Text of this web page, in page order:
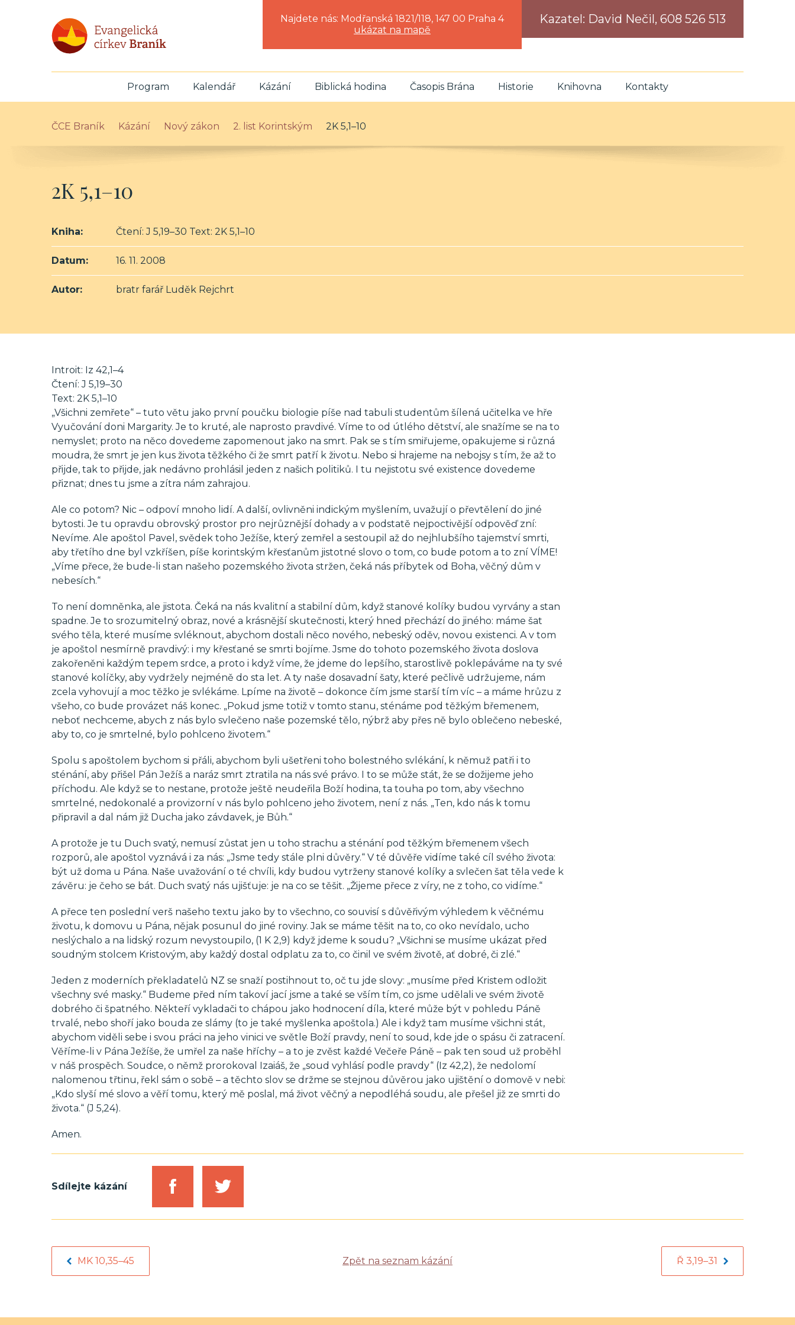
Najdete nás: Modřanská 1821/118, 147 00 Praha 4
ukázat na mapě
Kazatel: David Nečil, 608 526 513
Program Kalendář Kázání Biblická hodina Časopis Brána Historie Knihovna Kontakty
ČCE Braník Kázání Nový zákon 2. list Korintským 2K 5,1–10
2K 5,1–10
Kniha: Čtení: J 5,19–30 Text: 2K 5,1–10
Datum: 16. 11. 2008
Autor: bratr farář Luděk Rejchrt
Introit: Iz 42,1–4
Čtení: J 5,19–30
Text: 2K 5,1–10
„Všichni zemřete“ – tuto větu jako první poučku biologie píše nad tabuli studentům šílená učitelka ve hře
Vyučování doni Margarity. Je to kruté, ale naprosto pravdivé. Víme to od útlého dětství, ale snažíme se na to
nemyslet; proto na něco dovedeme zapomenout jako na smrt. Pak se s tím smiřujeme, opakujeme si různá
moudra, že smrt je jen kus života těžkého či že smrt patří k životu. Nebo si hrajeme na nebojsy s tím, že až to
přijde, tak to přijde, jak nedávno prohlásil jeden z našich politiků. I tu nejistotu své existence dovedeme
přiznat; dnes tu jsme a zítra nám zahrajou.
Ale co potom? Nic – odpoví mnoho lidí. A další, ovlivněni indickým myšlením, uvažují o převtělení do jiné
bytosti. Je tu opravdu obrovský prostor pro nejrůznější dohady a v podstatě nejpoctivější odpověď zní:
Nevíme. Ale apoštol Pavel, svědek toho Ježíše, který zemřel a sestoupil až do nejhlubšího tajemství smrti,
aby třetího dne byl vzkříšen, píše korintským křesťanům jistotné slovo o tom, co bude potom a to zní VÍME!
„Víme přece, že bude-li stan našeho pozemského života stržen, čeká nás příbytek od Boha, věčný dům v
nebesích.“
To není domněnka, ale jistota. Čeká na nás kvalitní a stabilní dům, když stanové kolíky budou vyrvány a stan
spadne. Je to srozumitelný obraz, nové a krásnější skutečnosti, který hned přechází do jiného: máme šat
svého těla, které musíme svléknout, abychom dostali něco nového, nebeský oděv, novou existenci. A v tom
je apoštol nesmírně pravdivý: i my křesťané se smrti bojíme. Jsme do tohoto pozemského života doslova
zakořeněni každým tepem srdce, a proto i když víme, že jdeme do lepšího, starostlivě poklepáváme na ty své
stanové kolíčky, aby vydržely nejméně do sta let. A ty naše dosavadní šaty, které pečlivě udržujeme, nám
zcela vyhovují a moc těžko je svlékáme. Lpíme na životě – dokonce čím jsme starší tím víc – a máme hrůzu z
všeho, co bude provázet náš konec. „Pokud jsme totiž v tomto stanu, sténáme pod těžkým břemenem,
neboť nechceme, abych z nás bylo svlečeno naše pozemské tělo, nýbrž aby přes ně bylo oblečeno nebeské,
aby to, co je smrtelné, bylo pohlceno životem.“
Spolu s apoštolem bychom si přáli, abychom byli ušetřeni toho bolestného svlékání, k němuž patři i to
sténání, aby přišel Pán Ježíš a naráz smrt ztratila na nás své právo. I to se může stát, že se dožijeme jeho
příchodu. Ale když se to nestane, protože ještě neudeřila Boží hodina, ta touha po tom, aby všechno
smrtelné, nedokonalé a provizorní v nás bylo pohlceno jeho životem, není z nás. „Ten, kdo nás k tomu
připravil a dal nám již Ducha jako závdavek, je Bůh.“
A protože je tu Duch svatý, nemusí zůstat jen u toho strachu a sténání pod těžkým břemenem všech
rozporů, ale apoštol vyznává i za nás: „Jsme tedy stále plni důvěry.“ V té důvěře vidíme také cíl svého života:
být už doma u Pána. Naše uvažování o té chvíli, kdy budou vytrženy stanové kolíky a svlečen šat těla vede k
závěru: je čeho se bát. Duch svatý nás ujišťuje: je na co se těšit. „Žijeme přece z víry, ne z toho, co vidíme.“
A přece ten poslední verš našeho textu jako by to všechno, co souvisí s důvěřivým výhledem k věčnému
životu, k domovu u Pána, nějak posunul do jiné roviny. Jak se máme těšit na to, co oko nevídalo, ucho
neslýchalo a na lidský rozum nevystoupilo, (1 K 2,9) když jdeme k soudu? „Všichni se musíme ukázat před
soudným stolcem Kristovým, aby každý dostal odplatu za to, co činil ve svém životě, ať dobré, či zlé.“
Jeden z moderních překladatelů NZ se snaží postihnout to, oč tu jde slovy: „musíme před Kristem odložit
všechny své masky.“ Budeme před ním takoví jací jsme a také se vším tím, co jsme udělali ve svém životě
dobrého či špatného. Někteří vykladači to chápou jako hodnocení díla, které může být v pohledu Páně
trvalé, nebo shoří jako bouda ze slámy (to je také myšlenka apoštola.) Ale i když tam musíme všichni stát,
abychom viděli sebe i svou práci na jeho vinici ve světle Boží pravdy, není to soud, kde jde o spásu či zatracení.
Věříme-li v Pána Ježíše, že umřel za naše hříchy – a to je zvěst každé Večeře Páně – pak ten soud už proběhl
v náš prospěch. Soudce, o němž prorokoval Izaiáš, že „soud vyhlásí podle pravdy“ (Iz 42,2), že nedolomí
nalomenou třtinu, řekl sám o sobě – a těchto slov se držme se stejnou důvěrou jako ujištění o domově v nebi:
„Kdo slyší mé slovo a věří tomu, který mě poslal, má život věčný a nepodléhá soudu, ale přešel již ze smrti do
života.“ (J 5,24).
Amen.
Sdílejte kázání
MK 10,35–45 Zpět na seznam kázání Ř 3,19–31